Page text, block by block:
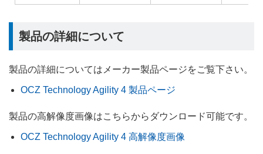
製品の詳細について
製品の詳細についてはメーカー製品ページをご覧下さい。
OCZ Technology Agility 4 製品ページ
製品の高解像度画像はこちらからダウンロード可能です。
OCZ Technology Agility 4 高解像度画像